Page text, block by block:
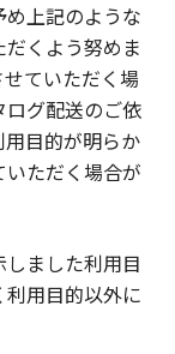
上記のような
くよう努めま
ていただく場
グ配送のご依
目的が明らか
ただく場合が
ました利用目
用目的以外に